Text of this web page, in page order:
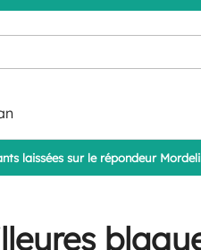
laissées sur le répondeur